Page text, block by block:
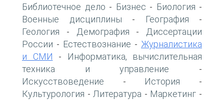
Библиотечное дело - Бизнес - Биология -
Военные дисциплины - География -
Геология - Демография -
Диссертации
России - Естествознание - Журналистика
и СМИ -
Информатика, вычислительная
техника и управление -
Искусствоведение - История -
Культурология - Литература - Маркетинг -